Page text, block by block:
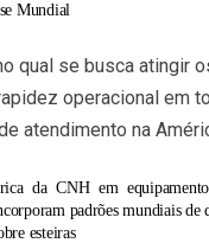
Mundial
qual se busca atingir
operacional em
atendimento na
da CNH em
padrões mundiais de
esteiras